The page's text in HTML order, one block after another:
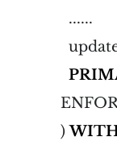
......
)